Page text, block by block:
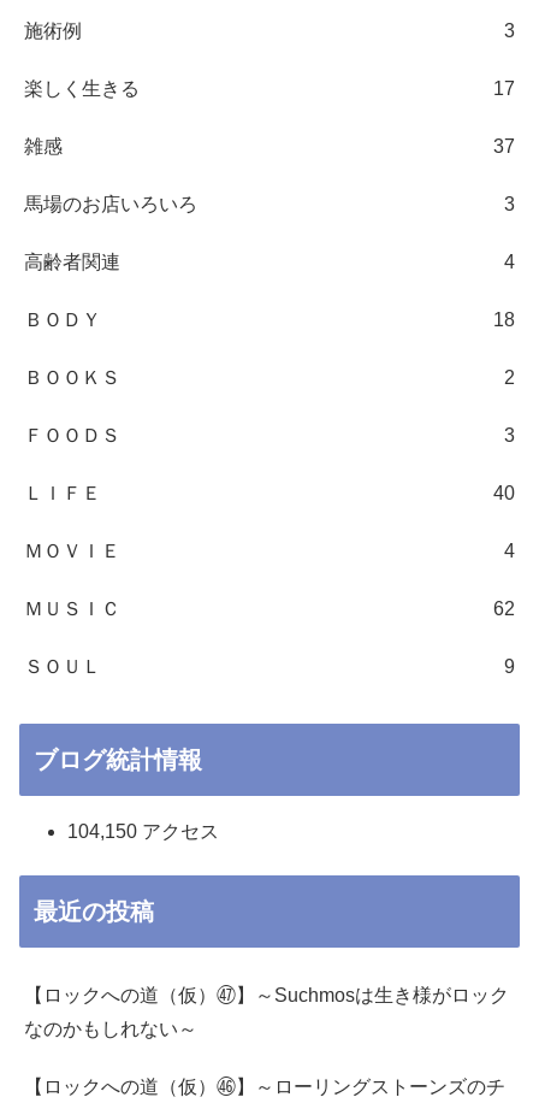
施術例 3
楽しく生きる 17
雑感 37
馬場のお店いろいろ 3
高齢者関連 4
ＢＯＤＹ 18
ＢＯＯＫＳ 2
ＦＯＯＤＳ 3
ＬＩＦＥ 40
ＭＯＶＩＥ 4
ＭＵＳＩＣ 62
ＳＯＵＬ 9
ブログ統計情報
104,150 アクセス
最近の投稿
【ロックへの道（仮）㊼】～Suchmosは生き様がロック
なのかもしれない～
【ロックへの道（仮）㊻】～ローリングストーンズのチ